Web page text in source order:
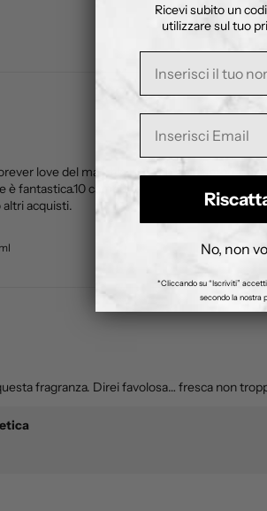
love del marchio pana dora.due profumi
è fantastica.10 campioncini omaggio come
acquisti.
fragranza. Direi favolosa… fresca non
Ricevi subito un
utilizzare sul tuo
No, non
*Cliccando su “Iscriviti”
secondo la nostra